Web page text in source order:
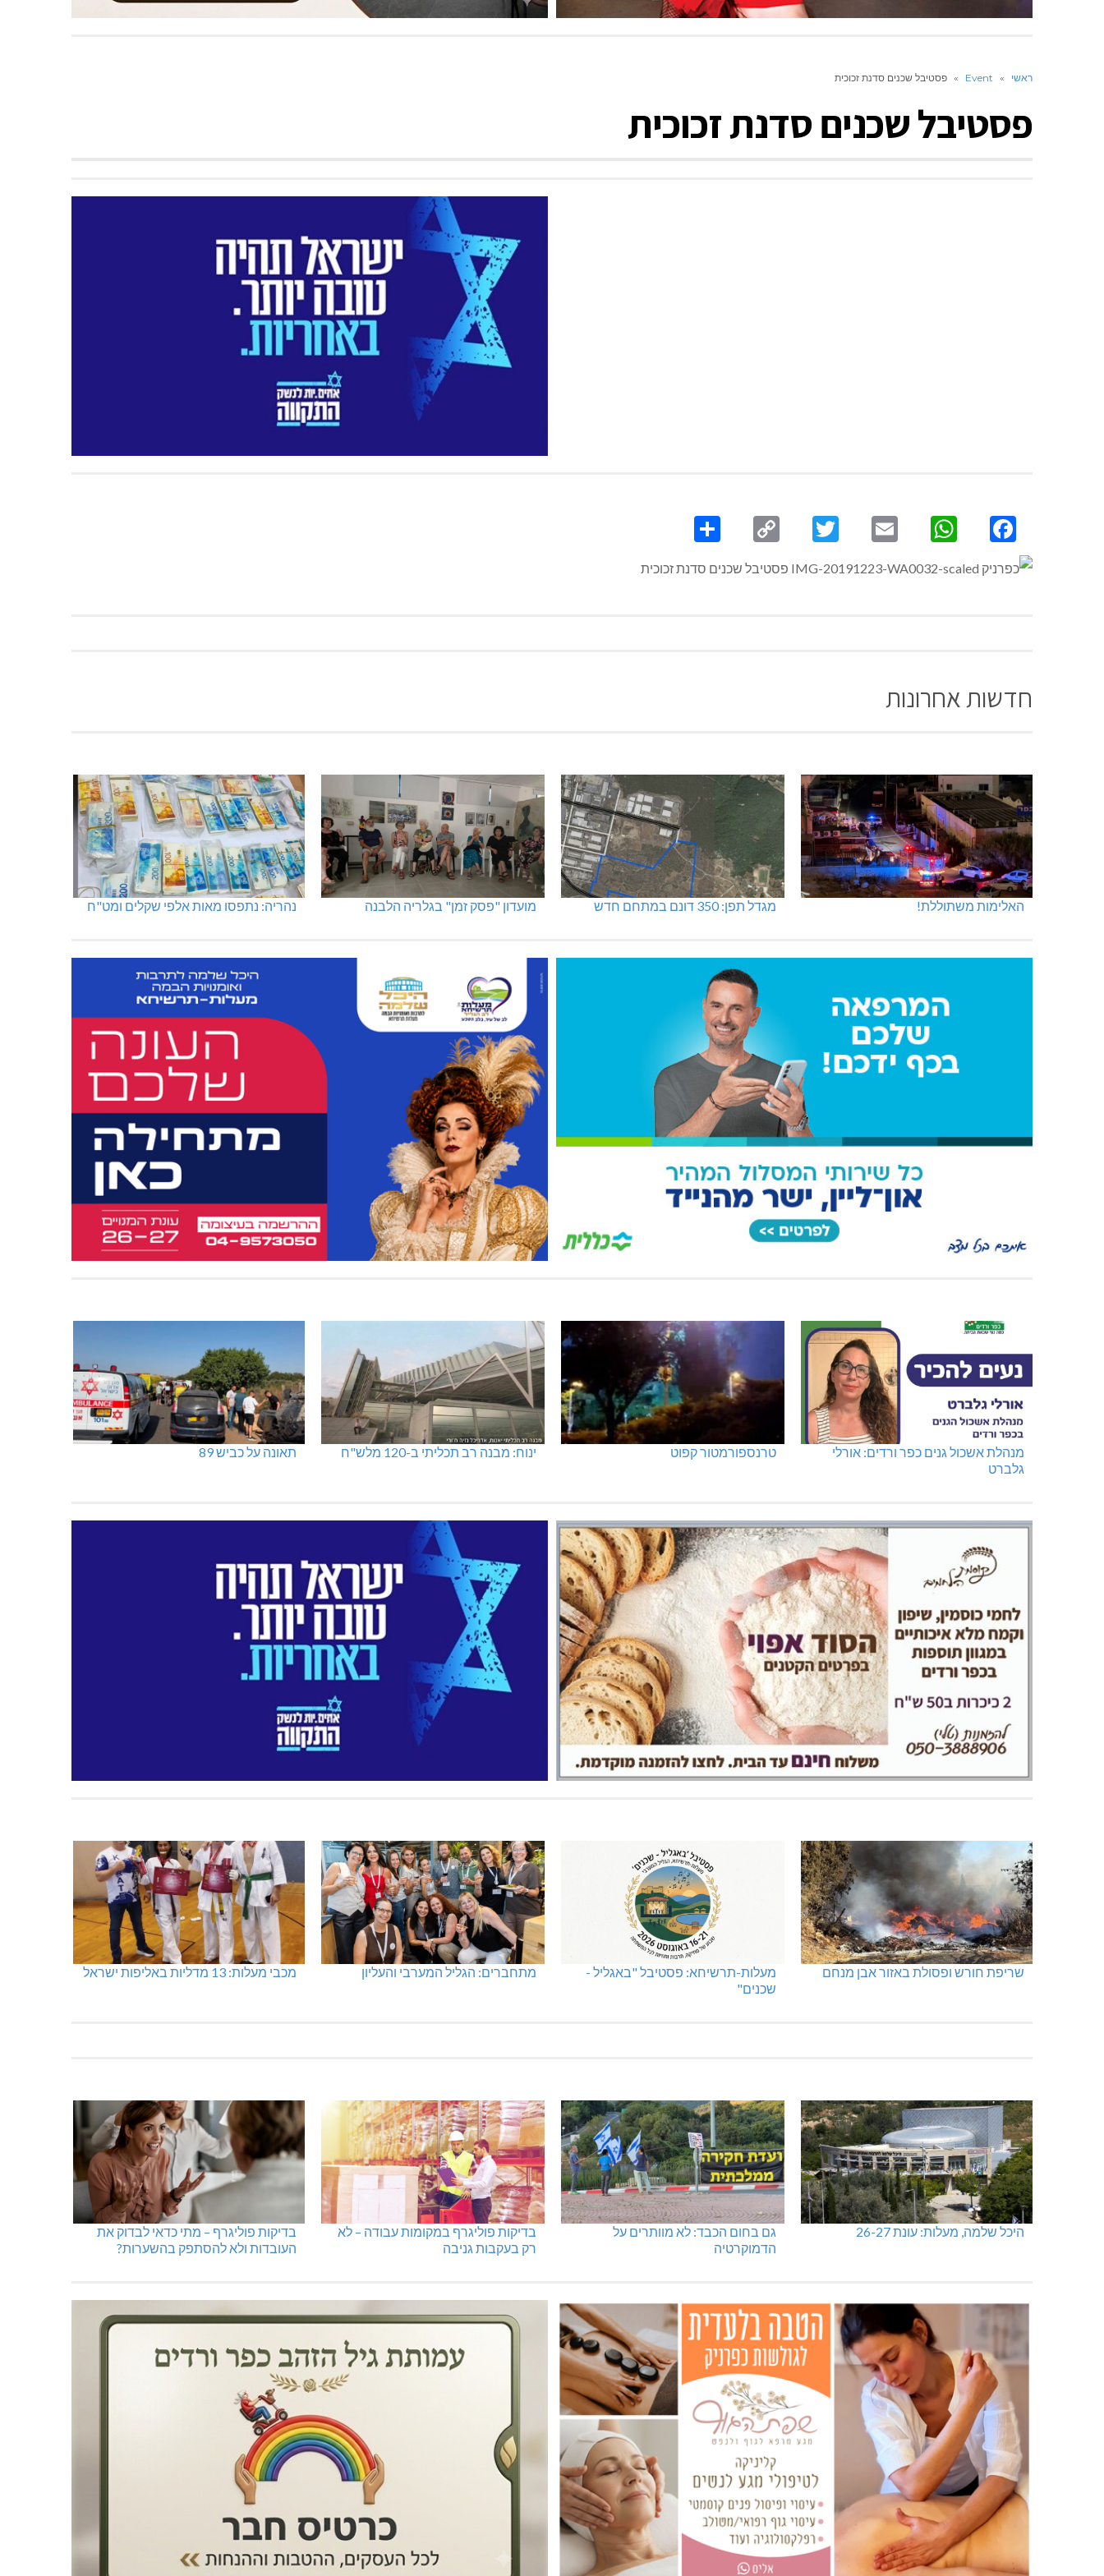
ראשי »
Event
» פסטיבל שכנים סדנת זכוכית
פסטיבל שכנים סדנת זכוכית
Facebook
WhatsApp
Email
Twitter
Copy
חדשות אחרונות
מגדל תפן: 350 דונם במתחם חדש מועדון "פסק זמן" בגלריה הלבנה נהריה: נתפסו מאות אלפי שקלים ומט"ח
מנהלת אשכול גנים כפר ורדים: אורלי
טרנספורמטור קפוט ינוח: מבנה רב תכליתי ב-120 מלש"ח תאונה על כביש 89
שריפת חורש ופסולת באזור אבן מנחם
מעלות-תרשיחא: פסטיבל "באגליל -
שכנים"
מתחברים: הגליל המערבי והעליון מכבי מעלות: 13 מדליות באליפות ישראל